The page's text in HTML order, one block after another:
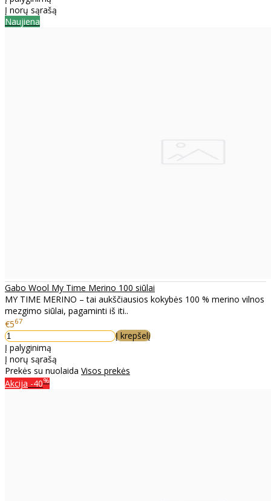
Į norų sąrašą
Naujiena
Gabo Wool My Time Merino 100 siūlai
MY TIME MERINO – tai aukščiausios kokybės 100 % merino vilnos
mezgimo siūlai, pagaminti iš iti..
€567
Į krepšelį
Į palyginimą
Į norų sąrašą
Prekės su nuolaida Visos prekės
Akcija -40%